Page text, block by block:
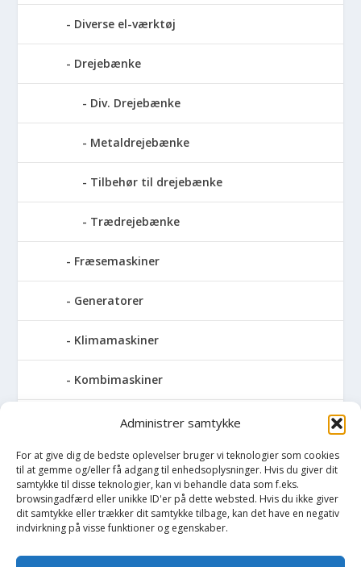
Administrer samtykke
For at give dig de bedste oplevelser bruger vi teknologier som cookies
til at gemme og/eller få adgang til enhedsoplysninger. Hvis du giver dit
samtykke til disse teknologier, kan vi behandle data som f.eks.
browsingadfærd eller unikke ID'er på dette websted. Hvis du ikke giver
dit samtykke eller trækker dit samtykke tilbage, kan det have en negativ
indvirkning på visse funktioner og egenskaber.
Diverse el-værktøj
Drejebænke
Div. Drejebænke
Metaldrejebænke
Tilbehør til drejebænke
Trædrejebænke
Fræsemaskiner
Generatorer
Klimamaskiner
Kombimaskiner
Kompressor
Pressemaskiner
Save